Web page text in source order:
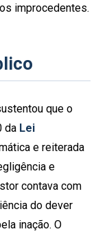
improcedentes.
que o
da Lei
e reiterada
e
contava com
do dever
inação. O